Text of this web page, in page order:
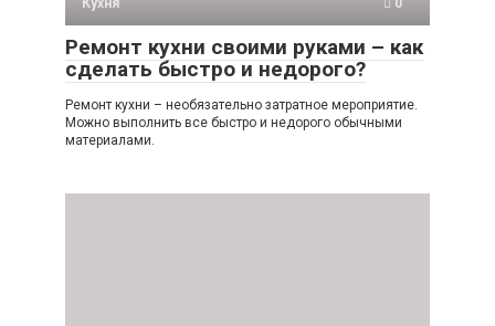
Кухня 0
Ремонт кухни своими руками – как
сделать быстро и недорого?
Ремонт кухни – необязательно затратное мероприятие.
Можно выполнить все быстро и недорого обычными
материалами.